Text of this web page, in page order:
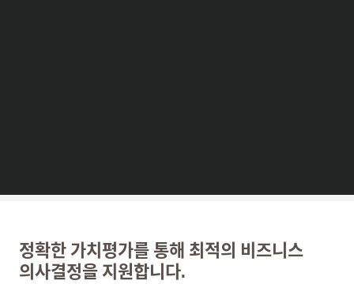
정확한 가치평가를 통해 최적의 비즈니스
의사결정을 지원합니다.